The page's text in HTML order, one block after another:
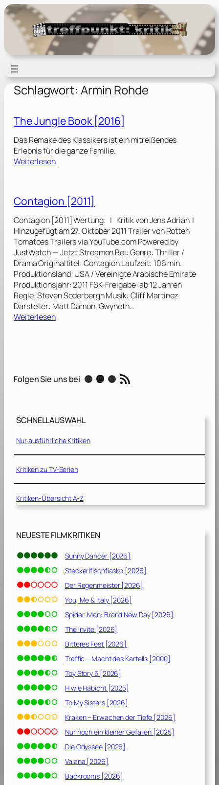
Zum
Inhalt
springen
Schlagwort: Armin Rohde
The Jungle Book [2016]
Das Remake des Klassikers ist ein mitreißendes
Erlebnis für die ganze Familie.
Weiterlesen:
J
u
n
g
l
B
o
o
k
[
2
Contagion [2011]
Contagion [2011] Wertung: | Kritik von Jens Adrian |
Hinzugefügt am 27. Oktober 2011 Trailer von Rotten
Tomatoes Trailers via YouTube.com Powered by
JustWatch — Jetzt Streamen Bei: Genre: Thriller /
Drama Originaltitel: Contagion Laufzeit: 106 min.
Produktionsland: USA / Vereinigte Arabische Emirate
Produktionsjahr: 2011 FSK-Freigabe: ab 12 Jahren
Regie: Steven Soderbergh Musik: Cliff Martinez
Darsteller: Matt Damon, Gwyneth…
Weiterlesen:
g
[
0
1
1
Folgen Sie uns bei Instagram Mastodon Threads RSS-Feed
SCHNELLAUSWAHL
Nur ausführliche Kritiken
Kritiken zu TV-Serien
Kritiken-Übersicht A-Z
NEUESTE FILMKRITIKEN
Sunny Dancer [2026]
Steckerlfischfiasko [2026]
Der Regenmeister [2026]
You, Me & Italy [2026]
Spider-Man: Brand New Day [2026]
The Invite [2026]
Bitteres Fest [2026]
Traffic – Macht des Kartells [2000]
Toy Story 5 [2026]
H wie Habicht [2025]
To My Sisters [2026]
Kraken – Erwachen der Tiefe [2026]
Nur noch ein kleiner Gefallen [2025]
Die Odyssee [2026]
Vaiana [2026]
Backrooms [2026]